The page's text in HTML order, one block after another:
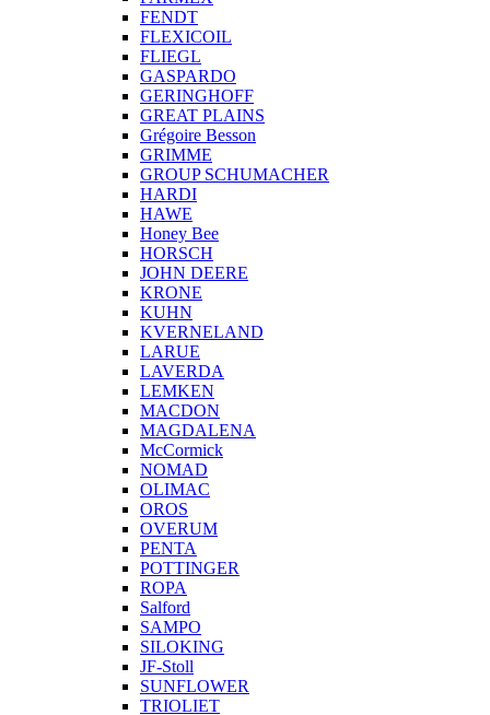
FENDT
FLEXICOIL
FLIEGL
GASPARDO
GERINGHOFF
GREAT PLAINS
Grégoire Besson
GRIMME
GROUP SCHUMACHER
HARDI
HAWE
Honey Bee
HORSCH
JOHN DEERE
KRONE
KUHN
KVERNELAND
LARUE
LAVERDA
LEMKEN
MACDON
MAGDALENA
McCormick
NOMAD
OLIMAC
OROS
OVERUM
PENTA
POTTINGER
ROPA
Salford
SAMPO
SILOKING
JF-Stoll
SUNFLOWER
TRIOLIET